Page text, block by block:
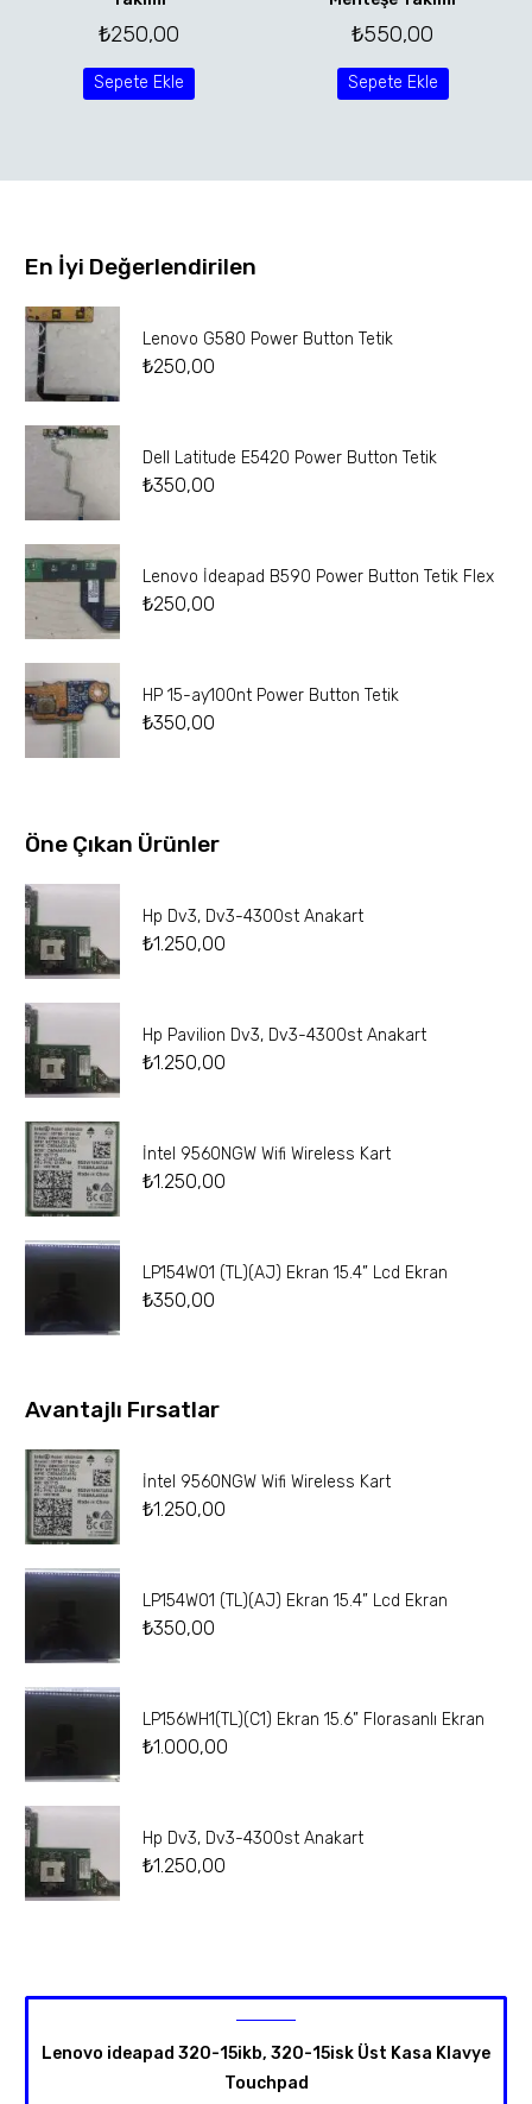
₺250,00
Sepete Ekle
₺550,00
Sepete Ekle
En İyi Değerlendirilen
Lenovo G580 Power Button Tetik
₺250,00
Dell Latitude E5420 Power Button Tetik
₺350,00
Lenovo İdeapad B590 Power Button Tetik Flex
₺250,00
HP 15-ay100nt Power Button Tetik
₺350,00
Öne Çıkan Ürünler
Hp Dv3, Dv3-4300st Anakart
₺1.250,00
Hp Pavilion Dv3, Dv3-4300st Anakart
₺1.250,00
İntel 9560NGW Wifi Wireless Kart
₺1.250,00
LP154W01 (TL)(AJ) Ekran 15.4” Lcd Ekran
₺350,00
Avantajlı Fırsatlar
İntel 9560NGW Wifi Wireless Kart
₺1.250,00
LP154W01 (TL)(AJ) Ekran 15.4” Lcd Ekran
₺350,00
LP156WH1(TL)(C1) Ekran 15.6” Florasanlı Ekran
₺1.000,00
Hp Dv3, Dv3-4300st Anakart
₺1.250,00
Lenovo ideapad 320-15ikb, 320-15isk Üst Kasa Klavye
Touchpad